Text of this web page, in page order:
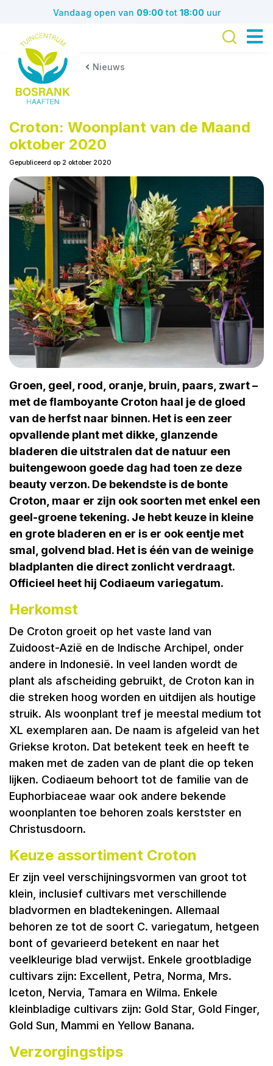
Nieuws
Vandaag open van 09:00 tot 18:00 uur
Croton: Woonplant van de Maand
oktober 2020
Gepubliceerd op 2 oktober 2020
Groen, geel, rood, oranje, bruin, paars, zwart –
met de flamboyante Croton haal je de gloed
van de herfst naar binnen. Het is een zeer
opvallende plant met dikke, glanzende
bladeren die uitstralen dat de natuur een
buitengewoon goede dag had toen ze deze
beauty verzon. De bekendste is de bonte
Croton, maar er zijn ook soorten met enkel een
geel-groene tekening. Je hebt keuze in kleine
en grote bladeren en er is er ook eentje met
smal, golvend blad. Het is één van de weinige
bladplanten die direct zonlicht verdraagt.
Officieel heet hij Codiaeum variegatum.
Herkomst
De Croton groeit op het vaste land van
Zuidoost-Azië en de Indische Archipel, onder
andere in Indonesië. In veel landen wordt de
plant als afscheiding gebruikt, de Croton kan in
die streken hoog worden en uitdijen als houtige
struik. Als woonplant tref je meestal medium tot
XL exemplaren aan. De naam is afgeleid van het
Griekse kroton. Dat betekent teek en heeft te
maken met de zaden van de plant die op teken
lijken. Codiaeum behoort tot de familie van de
Euphorbiaceae waar ook andere bekende
woonplanten toe behoren zoals kerstster en
Christusdoorn.
Keuze assortiment Croton
Er zijn veel verschijningsvormen van groot tot
klein, inclusief cultivars met verschillende
bladvormen en bladtekeningen. Allemaal
behoren ze tot de soort C. variegatum, hetgeen
bont of gevarieerd betekent en naar het
veelkleurige blad verwijst. Enkele grootbladige
cultivars zijn: Excellent, Petra, Norma, Mrs.
Iceton, Nervia, Tamara en Wilma. Enkele
kleinbladige cultivars zijn: Gold Star, Gold Finger,
Gold Sun, Mammi en Yellow Banana.
Verzorgingstips